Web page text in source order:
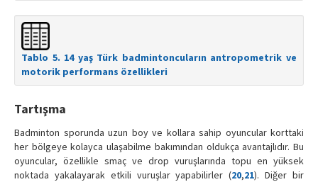
Tablo 5. 14 yaş Türk badmintoncuların antropometrik ve
motorik performans özellikleri
Tartışma
Badminton sporunda uzun boy ve kollara sahip oyuncular korttaki
her bölgeye kolayca ulaşabilme bakımından oldukça avantajlıdır. Bu
oyuncular, özellikle smaç ve drop vuruşlarında topu en yüksek
noktada yakalayarak etkili vuruşlar yapabilirler (20,21). Diğer bir